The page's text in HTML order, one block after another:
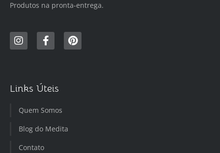
Produtos na pronta-entrega.
Links Úteis
Quem Somos
Blog do Medita
Contato